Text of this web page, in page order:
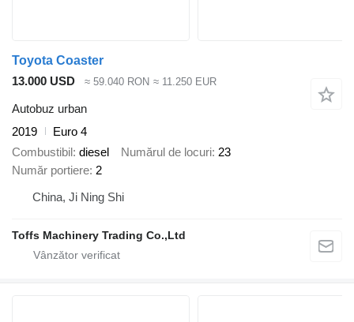
Toyota Coaster
13.000 USD
≈ 59.040 RON ≈ 11.250 EUR
Autobuz urban
2019
Euro 4
Combustibil diesel Numărul de locuri 23
Număr portiere 2
China, Ji Ning Shi
Toffs Machinery Trading Co.,Ltd